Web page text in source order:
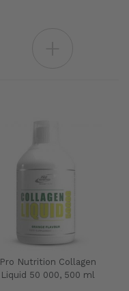
Pro Nutrition Collagen
Liquid 50 000, 500 ml